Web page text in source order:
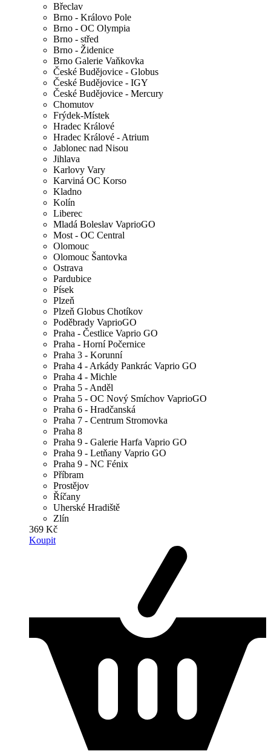
Břeclav
Brno - Královo Pole
Brno - OC Olympia
Brno - střed
Brno - Židenice
Brno Galerie Vaňkovka
České Budějovice - Globus
České Budějovice - IGY
České Budějovice - Mercury
Chomutov
Frýdek-Místek
Hradec Králové
Hradec Králové - Atrium
Jablonec nad Nisou
Jihlava
Karlovy Vary
Karviná OC Korso
Kladno
Kolín
Liberec
Mladá Boleslav VaprioGO
Most - OC Central
Olomouc
Olomouc Šantovka
Ostrava
Pardubice
Písek
Plzeň
Plzeň Globus Chotíkov
Poděbrady VaprioGO
Praha - Čestlice Vaprio GO
Praha - Horní Počernice
Praha 3 - Korunní
Praha 4 - Arkády Pankrác Vaprio GO
Praha 4 - Michle
Praha 5 - Anděl
Praha 5 - OC Nový Smíchov VaprioGO
Praha 6 - Hradčanská
Praha 7 - Centrum Stromovka
Praha 8
Praha 9 - Galerie Harfa Vaprio GO
Praha 9 - Letňany Vaprio GO
Praha 9 - NC Fénix
Příbram
Prostějov
Říčany
Uherské Hradiště
Zlín
369 Kč
Koupit